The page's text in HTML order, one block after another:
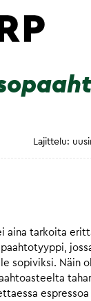
aina tarkoita
sopiviksi. Näin